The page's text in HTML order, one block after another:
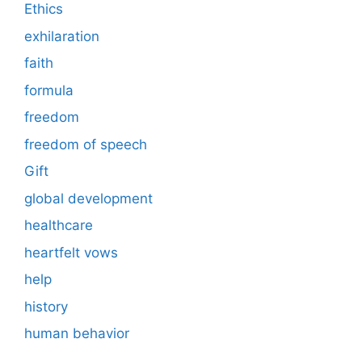
Ethics
exhilaration
faith
formula
freedom
freedom of speech
Gift
global development
healthcare
heartfelt vows
help
history
human behavior